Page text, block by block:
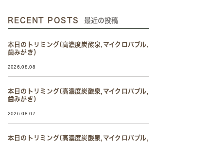
RECENT POSTS 最近の投稿
本日のトリミング(高濃度炭酸泉,マイクロバブル,
歯みがき）
2026.08.08
本日のトリミング(高濃度炭酸泉,マイクロバブル,
歯みがき）
2026.08.07
本日のトリミング(高濃度炭酸泉,マイクロバブル,